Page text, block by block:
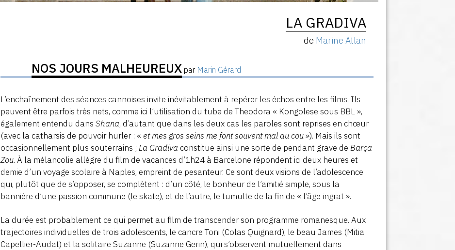
LA GRADIVA
de Marine Atlan
NOS JOURS MALHEUREUX par Marin Gérard
L’enchaînement des séances cannoises invite inévitablement à repérer les échos entre les films. Ils
peuvent être parfois très nets, comme ici l’utilisation du tube de Theodora « Kongolese sous BBL »,
également entendu dansShana, d’autant que dans les deux cas les paroles sont reprises en chœur
(avec la catharsis de pouvoir hurler : « et mes gros seins me font souvent mal au cou»). Mais ils sont
occasionnellement plus souterrains ;La Gradiva constitue ainsi une sorte de pendant grave deBarça
Zou. À la mélancolie allègre du film de vacances d’1h24 à Barcelone répondent ici deux heures et
demie d’un voyage scolaire à Naples, empreint de pesanteur. Ce sont deux visions de l’adolescence
qui, plutôt que de s’opposer, se complètent : d’un côté, le bonheur de l’amitié simple, sous la
bannière d’une passion commune (le skate), et de l’autre, le tumulte de la fin de « l’âge ingrat ».
La durée est probablement ce qui permet au film de transcender son programme romanesque. Aux
trajectoires individuelles de trois adolescents, le cancre Toni (Colas Quignard), le beau James (Mitia
Capellier-Audat) et la solitaire Suzanne (Suzanne Gerin), qui s’observent mutuellement dans